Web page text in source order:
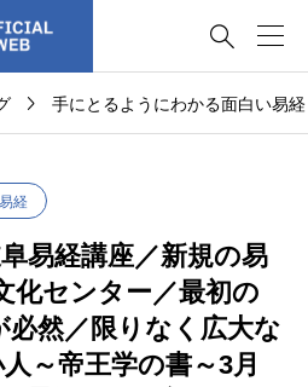

 手にとるようにわかる面白い易経
経
易経講座／新規の易
化センター／最初の
然／限りなく広大な
～帝王学の書～3月